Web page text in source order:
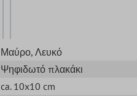
Μαύρο, Λευκό
Ψηφιδωτό πλακάκι
ca. 10x10 cm